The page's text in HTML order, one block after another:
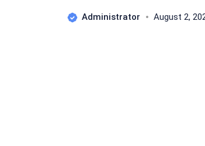
Administrator August 2,